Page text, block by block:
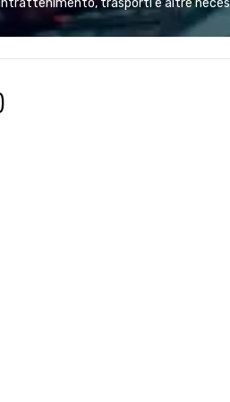
different colleagues at each
venue to mix, mingle, and easily
network. Each tour is led by a